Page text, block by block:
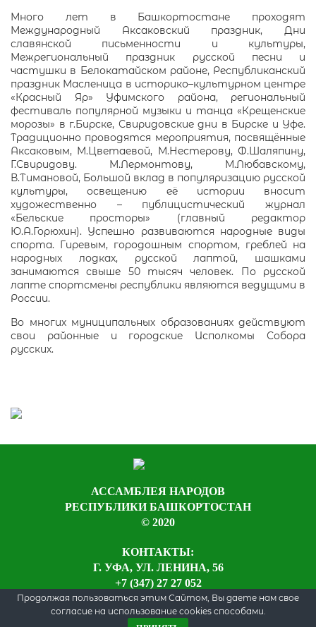
Много лет в Башкортостане проходят
Международный Аксаковский праздник, Дни
славянской письменности и культуры,
Межрегиональный праздник русской песни и
частушки в Белокатайском районе, Республиканский
праздник Масленица в историко–культурном центре
«Красный Яр» Уфимского района, региональный
фестиваль популярной музыки и танца «Крещенские
морозы» в г.Бирске, Свиридовские дни в Бирске и Уфе.
Традиционно проводятся мероприятия, посвящённые
Аксаковым, М.Цветаевой, М.Нестерову, Ф.Шаляпину,
Г.Свиридову. М.Лермонтову, М.Любавскому,
В.Тимановой, Большой вклад в популяризацию русской
культуры, освещению её истории вносит
художественно – публицистический журнал
«Бельские просторы» (главный редактор
Ю.А.Горюхин). Успешно развиваются народные виды
спорта. Гиревым, городошным спортом, греблей на
народных лодках, русской лаптой, шашками
занимаются свыше 50 тысяч человек. По русской
лапте спортсмены республики являются ведущими в
России.
Во многих муниципальных образованиях действуют
свои районные и городские Исполкомы Собора
русских.
АССАМБЛЕЯ НАРОДОВ
РЕСПУБЛИКИ БАШКОРТОСТАН
© 2020
КОНТАКТЫ:
Г. УФА, УЛ. ЛЕНИНА, 56
+7 (347) 27 27 052
Продолжая пользоваться этим Сайтом, Вы даете нам свое
согласие на использование cookies способами.